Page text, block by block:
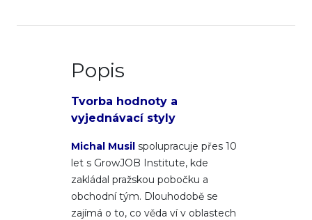
Popis
Tvorba hodnoty a
vyjednávací styly
Michal Musilspolupracuje přes 10
let s GrowJOB Institute, kde
zakládal pražskou pobočku a
obchodní tým. Dlouhodobě se
zajímá o to, co věda ví v oblastech